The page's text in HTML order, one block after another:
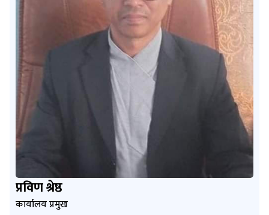
प्रविण श्रेष्ठ
कार्यालय प्रमुख